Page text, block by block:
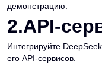
демонстрацию.
2.API-
Интегрируйте
его API-сервисов.